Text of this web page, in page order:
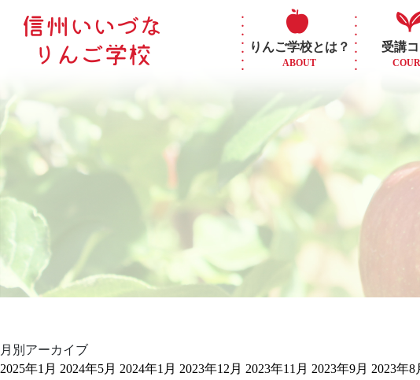
りんご学校とは？
ABOUT
受講
月別アーカイブ
2025年1月 2024年5月 2024年1月 2023年12月 2023年11月 2023年9月 2023年8